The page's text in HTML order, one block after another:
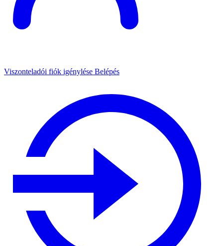
Viszonteladói fiók igénylése Belépés